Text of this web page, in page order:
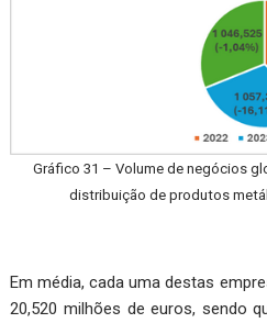
Gráfico 31 – Volume de negócios
distribuição de produtos
Em média, cada uma destas
20,520 milhões de euros, sendo